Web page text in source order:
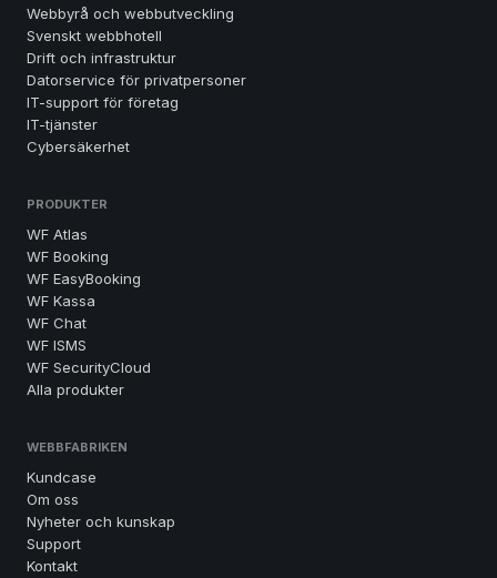
Webbyrå och webbutveckling
Svenskt webbhotell
Drift och infrastruktur
Datorservice för privatpersoner
IT-support för företag
IT-tjänster
Cybersäkerhet
PRODUKTER
WF Atlas
WF Booking
WF EasyBooking
WF Kassa
WF Chat
WF ISMS
WF SecurityCloud
Alla produkter
WEBBFABRIKEN
Kundcase
Om oss
Nyheter och kunskap
Support
Kontakt